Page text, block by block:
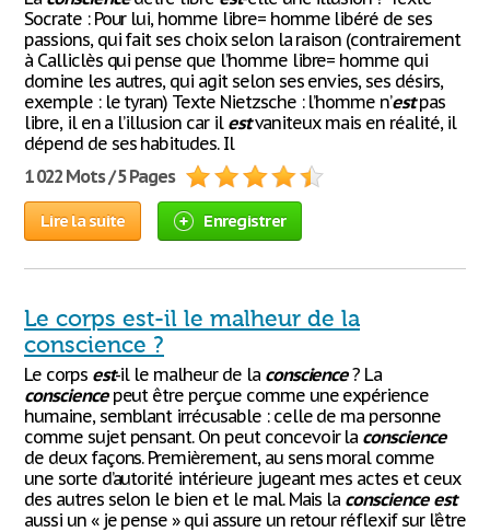
Socrate : Pour lui, homme libre= homme libéré de ses
passions, qui fait ses choix selon la raison (contrairement
à Calliclès qui pense que l’homme libre= homme qui
domine les autres, qui agit selon ses envies, ses désirs,
exemple : le tyran) Texte Nietzsche : l’homme n’estpas
libre, il en a l’illusion car il estvaniteux mais en réalité, il
dépend de ses habitudes. Il
1 022 Mots / 5 Pages
Lire la suite Enregistrer
Le corps est-il le malheur de la
conscience ?
Le corps est-il le malheur de la conscience? La
consciencepeut être perçue comme une expérience
humaine, semblant irrécusable : celle de ma personne
comme sujet pensant. On peut concevoir la conscience
de deux façons. Premièrement, au sens moral comme
une sorte d’autorité intérieure jugeant mes actes et ceux
des autres selon le bien et le mal. Mais la conscience est
aussi un « je pense » qui assure un retour réflexif sur l’être